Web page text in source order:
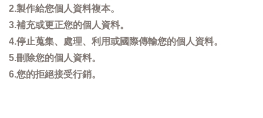
2.製作給您個人資料複本。
3.補充或更正您的個人資料。
4.停止蒐集、處理、利用或國際傳輸您的個人資料。
5.刪除您的個人資料。
6.您的拒絕接受行銷。